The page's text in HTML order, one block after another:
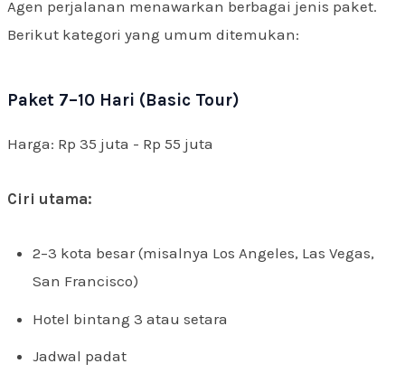
Agen perjalanan menawarkan berbagai jenis paket.
Berikut kategori yang umum ditemukan:
Paket 7–10 Hari (Basic Tour)
Harga: Rp 35 juta - Rp 55 juta
Ciri utama:
2–3 kota besar (misalnya Los Angeles, Las Vegas,
San Francisco)
Hotel bintang 3 atau setara
Jadwal padat